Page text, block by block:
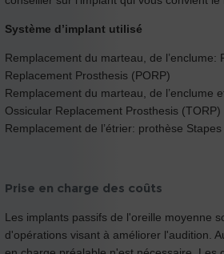
Système d’implant utilisé
Remplacement du marteau, de l’enclume:
Replacement Prosthesis (PORP)
Remplacement du marteau, de l’enclume
Ossicular Replacement Prosthesis (TORP)
Remplacement de l’étrier: prothèse
Prise en charge des coûts
Les implants passifs de l'oreille moyenne
d'opérations visant à améliorer l'audition.